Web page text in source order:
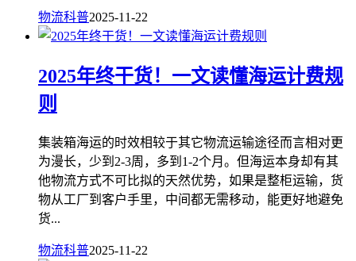
物流科普2025-11-22
2025年终干货！一文读懂海运计费规
则
集装箱海运的时效相较于其它物流运输途径而言相对更
为漫长，少到2-3周，多到1-2个月。但海运本身却有其
他物流方式不可比拟的天然优势，如果是整柜运输，货
物从工厂到客户手里，中间都无需移动，能更好地避免
货...
物流科普2025-11-22